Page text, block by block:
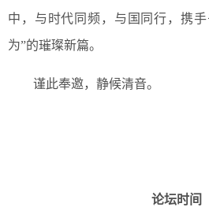
中，与时代同频，与国同行，携
为”的璀璨新篇。
谨此奉邀，静候清音。
论坛时间